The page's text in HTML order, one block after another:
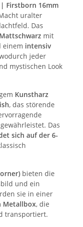
Firstborn 16mm
uralter
Das
mit
einem intensiv
jeder
mystischen Look
Kunstharz
, das störende
Das
sich auf der 6-
bieten die
und ein
sie in einer
Metallbox, die
transportiert.